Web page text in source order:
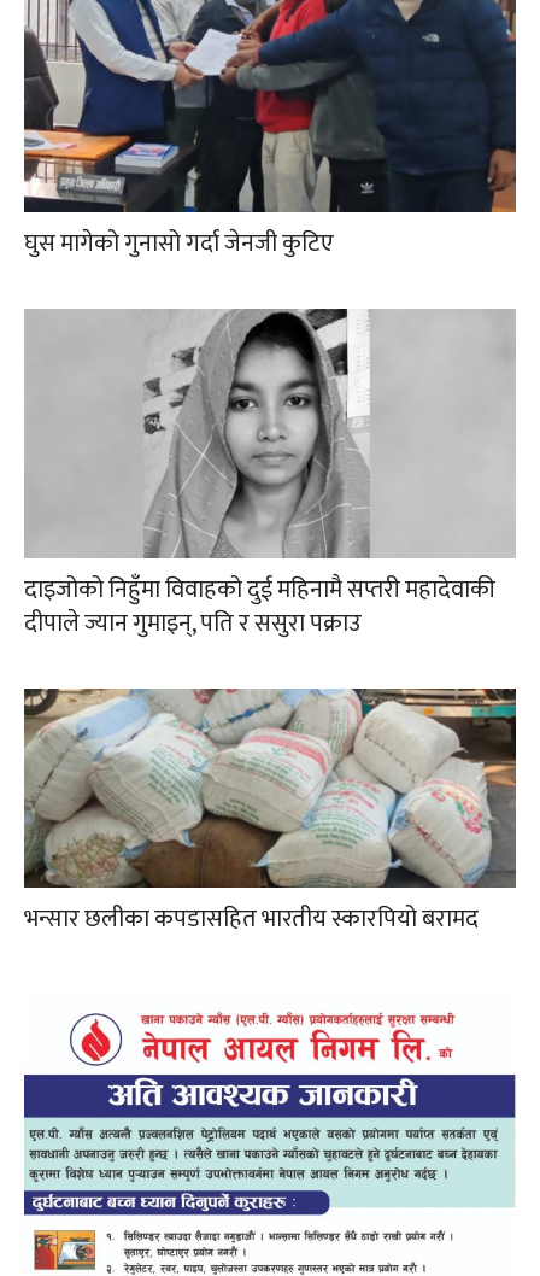
घुस मागेको गुनासो गर्दा जेनजी कुटिए
दाइजोको निहुँमा विवाहको दुई महिनामै सप्तरी महादेवाकी
दीपाले ज्यान गुमाइन्, पति र ससुरा पक्राउ
भन्सार छलीका कपडासहित भारतीय स्कारपियो बरामद